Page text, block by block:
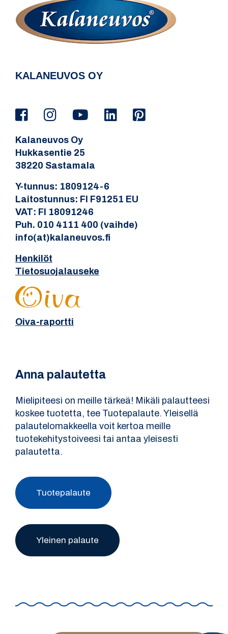
KALANEUVOS OY
Kalaneuvos Oy
Hukkasentie 25
38220 Sastamala
Y-tunnus: 1809124-6
Laitostunnus: FI F91251 EU
VAT: FI 18091246
Puh. 010 4111 400 (vaihde)
info(at)kalaneuvos.fi
Henkilöt
Tietosuojalauseke
Oiva-raportti
Anna palautetta
Mielipiteesi on meille tärkeä! Mikäli palautteesi
koskee tuotetta, tee Tuotepalaute. Yleisellä
palautelomakkeella voit kertoa meille
tuotekehitystoiveesi tai antaa yleisesti
palautetta.
Tuotepalaute
Yleinen palaute